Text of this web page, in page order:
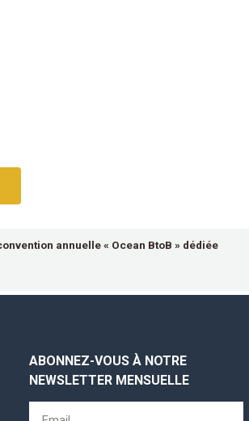
annuelle « Ocean BtoB » dédiée
ABONNEZ-VOUS À NOTRE
NEWSLETTER MENSUELLE